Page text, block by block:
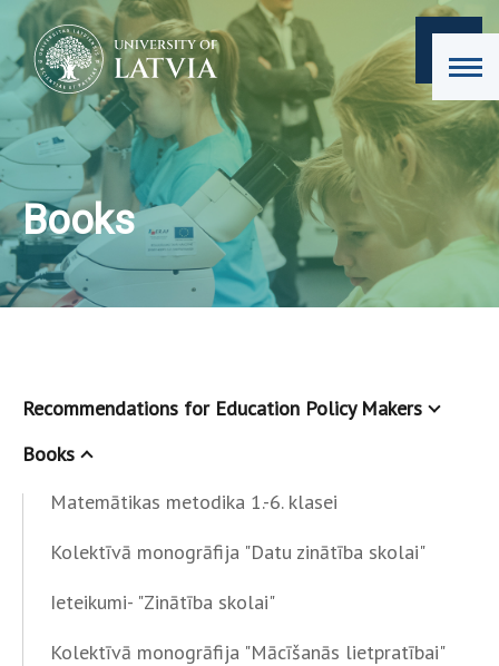
Books
Recommendations for Education Policy Makers
Books
Matemātikas metodika 1.-6. klasei
Kolektīvā monogrāfija "Datu zinātība skolai"
Ieteikumi- "Zinātība skolai"
Kolektīvā monogrāfija "Mācīšanās lietpratībai"